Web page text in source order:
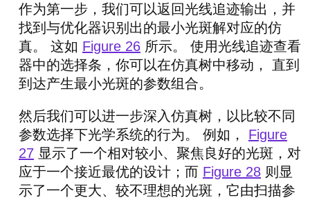
作为第一步，我们可以返回光线追迹输出，并
找到与优化器识别出的最小光斑解对应的仿
真。 这如 Figure 26 所示。 使用光线追迹查看
器中的选择条，你可以在仿真树中移动， 直到
到达产生最小光斑的参数组合。
然后我们可以进一步深入仿真树，以比较不同
参数选择下光学系统的行为。 例如， Figure
27 显示了一个相对较小、聚焦良好的光斑，对
应于一个接近最优的设计；而 Figure 28 则显
示了一个更大、较不理想的光斑，它由扫描参